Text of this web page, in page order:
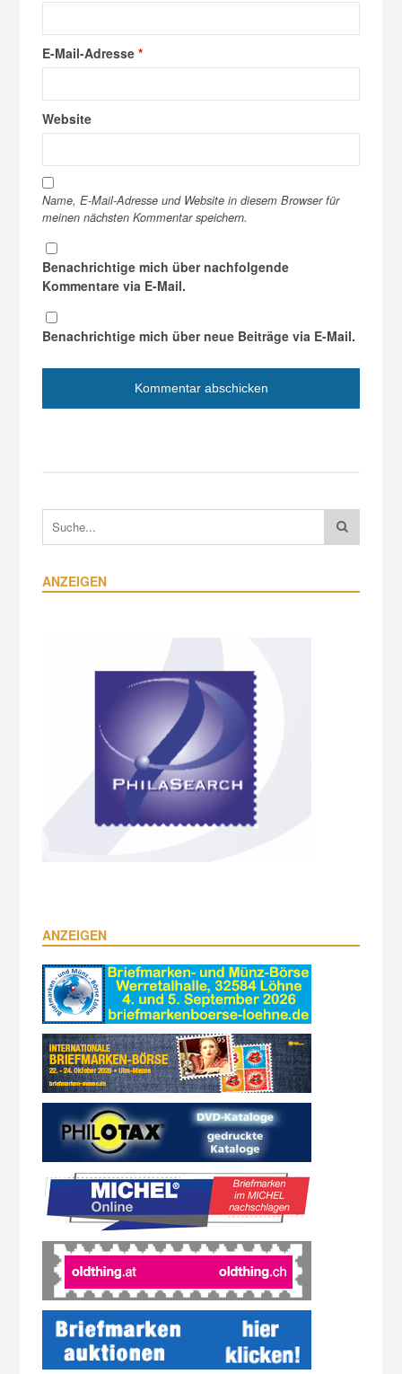
E-Mail-Adresse*
Website
Name, E-Mail-Adresse und Website in diesem Browser für
meinen nächsten Kommentar speichern.
Benachrichtige mich über nachfolgende
Kommentare via E-Mail.
Benachrichtige mich über neue Beiträge via E-Mail.
ANZEIGEN
ANZEIGEN